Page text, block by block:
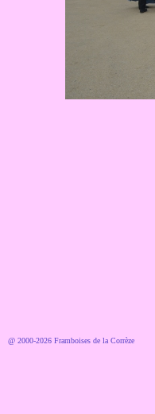
@ 2000-2026 Framboises de la Corrèze